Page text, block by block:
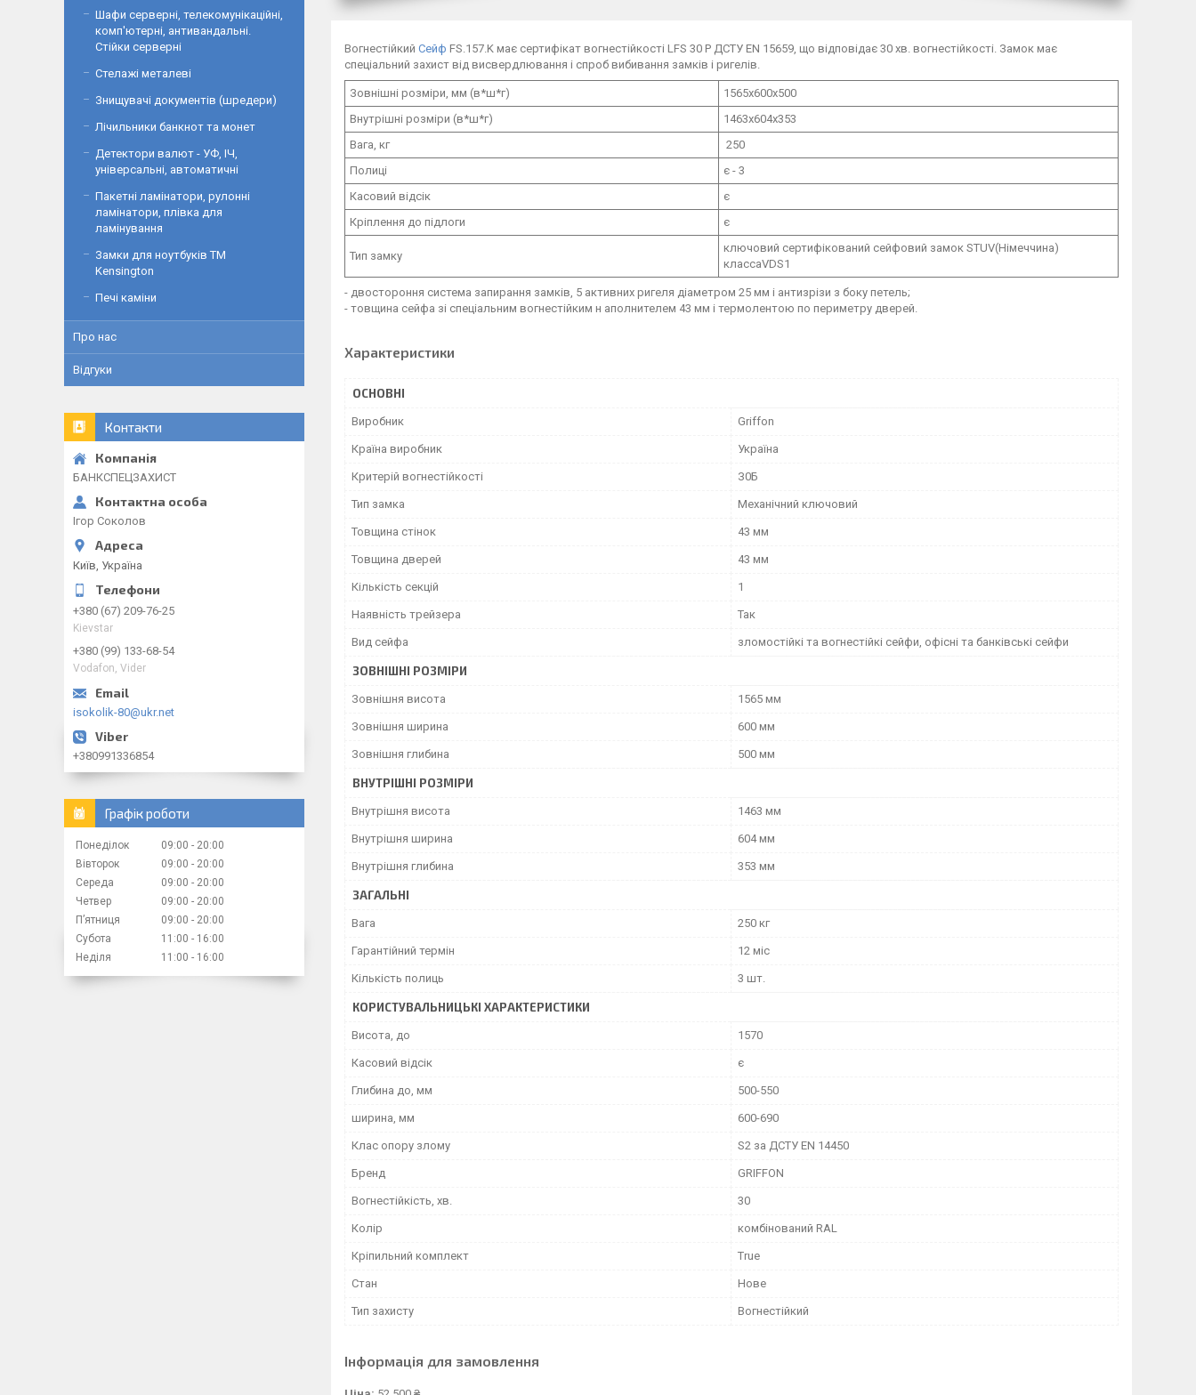
Вогнестійкий Сейф FS.157.K має сертифікат вогнестійкості LFS 30 P ДСТУ EN 15659, що відповідає 30 хв. вогнестійкості. Замок має
спеціальний захист від висвердлювання і спроб вибивання замків і ригелів.
Зовнішні розміри, мм (в*ш*г)
1565х600х500
Внутрішні розміри (в*ш*г)
1463х604х353
Вага, кг
250
Полиці
є - 3
Касовий відсік
є
Кріплення до підлоги
є
Тип замку
ключовий сертифікований сейфовий замок STUV(Німеччина)
классаVDS1
- двостороння система запирання замків, 5 активних ригеля діаметром 25 мм і антизрізи з боку петель;
- товщина сейфа зі спеціальним вогнестійким н аполнителем 43 мм і термолентою по периметру дверей.
Характеристики
ОСНОВНІ
Виробник Griffon
Країна виробник Україна
Критерій вогнестійкості З0Б
Тип замка Механічний ключовий
Товщина стінок 43 мм
Товщина дверей 43 мм
Кількість секцій 1
Наявність трейзера Так
Вид сейфа зломостійкі та вогнестійкі сейфи, офісні та банківські сейфи
ЗОВНІШНІ РОЗМІРИ
Зовнішня висота 1565 мм
Зовнішня ширина 600 мм
Зовнішня глибина 500 мм
ВНУТРІШНІ РОЗМІРИ
Внутрішня висота 1463 мм
Внутрішня ширина 604 мм
Внутрішня глибина 353 мм
ЗАГАЛЬНІ
Вага 250 кг
Гарантійний термін 12 міс
Кількість полиць 3 шт.
КОРИСТУВАЛЬНИЦЬКІ ХАРАКТЕРИСТИКИ
Висота, до 1570
Касовий відсік є
Глибина до, мм 500-550
ширина, мм 600-690
Клас опору злому S2 за ДСТУ EN 14450
Бренд GRIFFON
Вогнестійкість, хв. 30
Колір комбінований RAL
Кріпильний комплект True
Стан Нове
Тип захисту Вогнестійкий
Інформація для замовлення
Шафи серверні, телекомунікаційні,
комп'ютерні, антивандальні.
Стійки серверні
Стелажі металеві
Знищувачі документів (шредери)
Лічильники банкнот та монет
Детектори валют - УФ, ІЧ,
універсальні, автоматичні
Пакетні ламінатори, рулонні
ламінатори, плівка для
ламінування
Замки для ноутбуків ТМ
Kensington
Печі каміни
Про нас
Відгуки
Контакти
БАНКСПЕЦЗАХИСТ
Ігор Соколов
Київ, Україна
+380 (67) 209-76-25
Kievstar
+380 (99) 133-68-54
Vodafon, Vider
isokolik-80@ukr.net
+380991336854
Графік роботи
Понеділок 09:00
20:00
Вівторок
09:00
20:00
Середа
09:00
20:00
Четвер
09:00
20:00
Пʼятниця
09:00
20:00
Субота
11:00
16:00
Неділя
11:00 16:00